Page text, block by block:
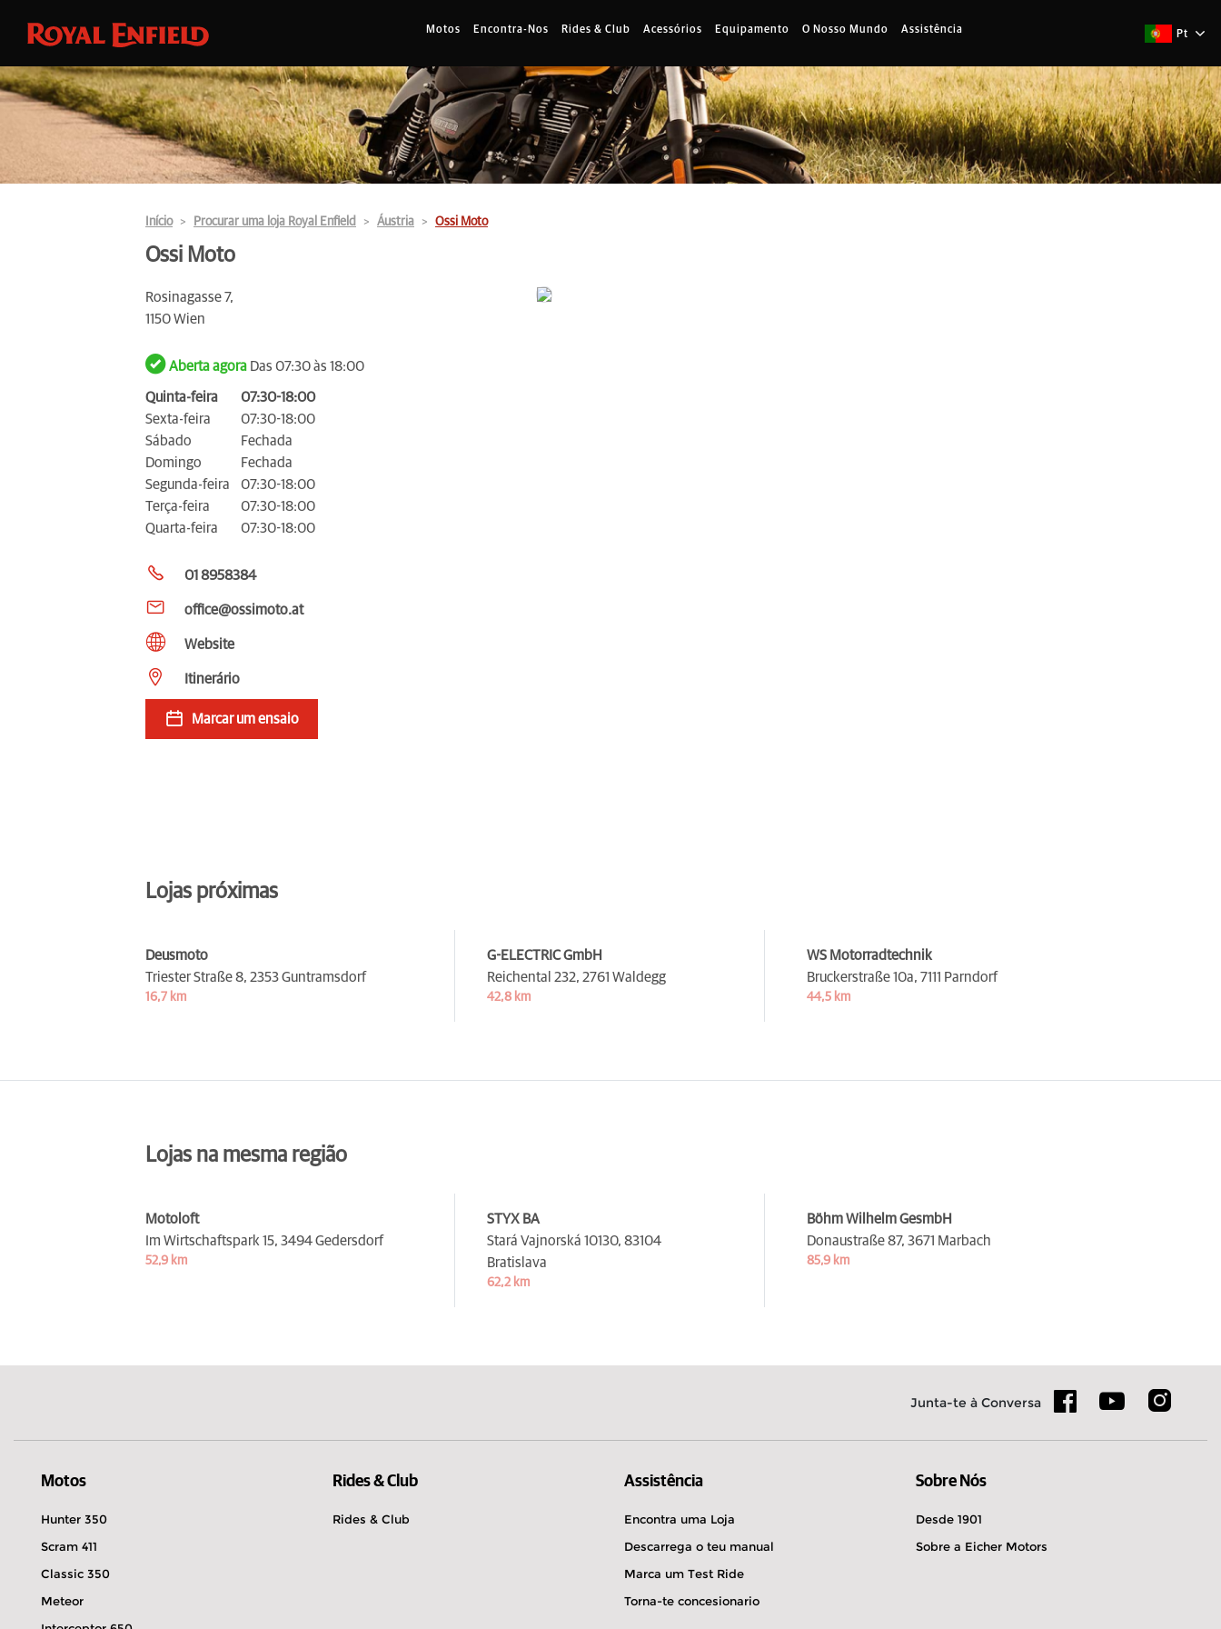
Motos Encontra-Nos Rides & Club Acessórios Equipamento O Nosso Mundo Assistência Pt
Início Procurar uma loja Royal Enfield Áustria Ossi Moto
Ossi Moto
Rosinagasse 7,
1150 Wien
Aberta agora Das 07:30 às 18:00
Quinta-feira
07:30-18:00
Sexta-feira
07:30-18:00
Sábado
Fechada
Domingo
Fechada
Segunda-feira
07:30-18:00
Terça-feira
07:30-18:00
Quarta-feira
07:30-18:00
01 8958384
office@ossimoto.at
Website
Itinerário
Marcar um ensaio
Lojas próximas
Deusmoto
Triester Straße 8, 2353 Guntramsdorf
16,7 km
G-ELECTRIC GmbH
Reichental 232, 2761 Waldegg
42,8 km
WS Motorradtechnik
Bruckerstraße 10a, 7111 Parndorf
44,5 km
Lojas na mesma região
Motoloft
Im Wirtschaftspark 15, 3494 Gedersdorf
52,9 km
STYX BA
Stará Vajnorská 10130, 83104
Bratislava
62,2 km
Böhm Wilhelm GesmbH
Donaustraße 87, 3671 Marbach
85,9 km
Junta-te à Conversa
Motos
Hunter 350
Scram 411
Classic 350
Meteor
Rides & Club
Rides & Club
Assistência
Encontra uma Loja
Descarrega o teu manual
Marca um Test Ride
Torna-te concesionario
Sobre Nós
Desde 1901
Sobre a Eicher Motors